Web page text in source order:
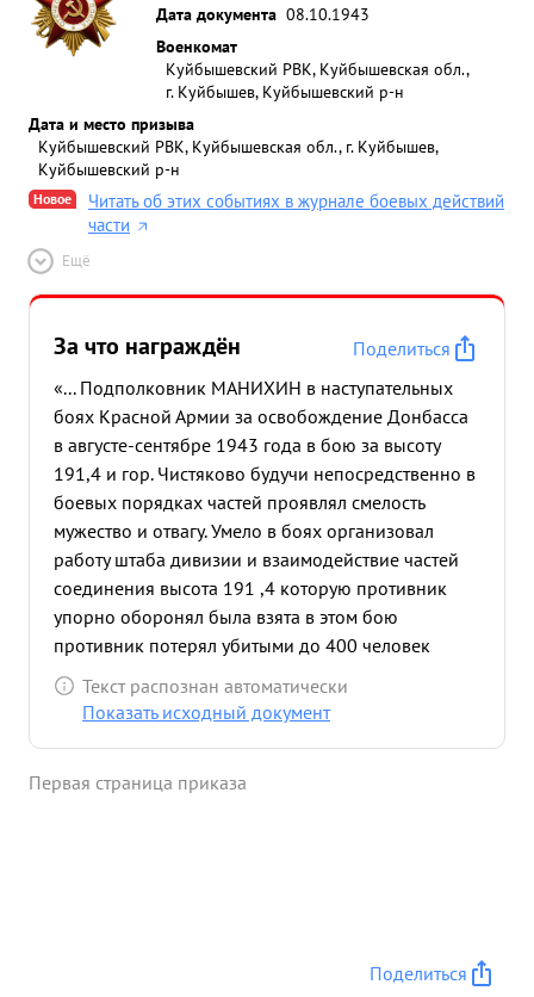
Дата документа 08.10.1943
Военкомат
Куйбышевский РВК, Куйбышевская обл.,
г. Куйбышев, Куйбышевский р-н
Дата и место призыва
Куйбышевский РВК, Куйбышевская обл., г. Куйбышев,
Куйбышевский р-н
Новое
Читать об этих событиях в журнале боевых действий
части
Ещё
За что награждён
Поделиться
«... Подполковник МАНИХИН в наступательных
боях Красной Армии за освобождение Донбасса
в августе-сентябре 1943 года в бою за высоту
191,4 и гор. Чистяково будучи непосредственно в
боевых порядках частей проявлял смелость
мужество и отвагу. Умело в боях организовал
работу штаба дивизии и взаимодействие частей
соединения высота 191 ,4 которую противник
упорно оборонял была взята в этом бою
противник потерял убитыми до 400 человек
солдат и офицеров, поднимая наступательный
порыв бойцов и офицеров части дивизии
последующих боях за гор. Макеевку и Сталино
Текст распознан автоматически
Показать исходный документ
Первая страница приказа
Поделиться